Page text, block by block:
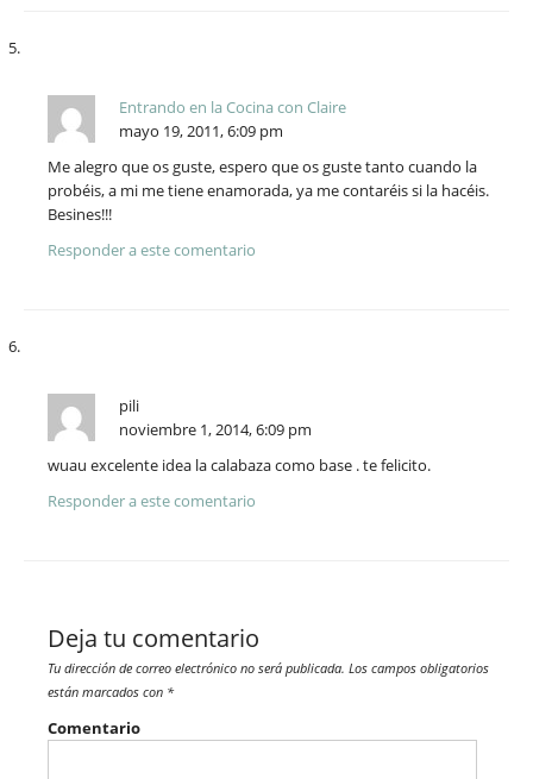
Entrando en la Cocina con Claire
mayo 19, 2011, 6:09 pm
Me alegro que os guste, espero que os guste tanto cuando la
probéis, a mi me tiene enamorada, ya me contaréis si la hacéis.
Besines!!!
Responder a este comentario
pili
noviembre 1, 2014, 6:09 pm
wuau excelente idea la calabaza como base . te felicito.
Responder a este comentario
Deja tu comentario
Tu dirección de correo electrónico no será publicada. Los campos obligatorios
están marcados con *
Comentario